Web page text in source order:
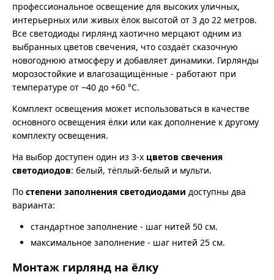
профессиональное освещение для высоких уличных,
интерьерных или живых ёлок высотой от 3 до 22 метров.
Все светодиоды гирлянд хаотично мерцают одним из
выбранных цветов свечения, что создаёт сказочную
новогоднюю атмосферу и добавляет динамики. Гирлянды
морозостойкие и влагозащищённые - работают при
температуре от −40 до +60 °C.
Комплект освещения может использоваться в качестве
основного освещения ёлки или как дополнение к другому
комплекту освещения.
На выбор доступен один из 3-х цветов свечения
светодиодов: белый, тёплый-белый и мульти.
По степени заполнения светодиодами доступны два
варианта:
стандартное заполнение - шаг нитей 50 см.
максимальное заполнение - шаг нитей 25 см.
Монтаж гирлянд на ёлку